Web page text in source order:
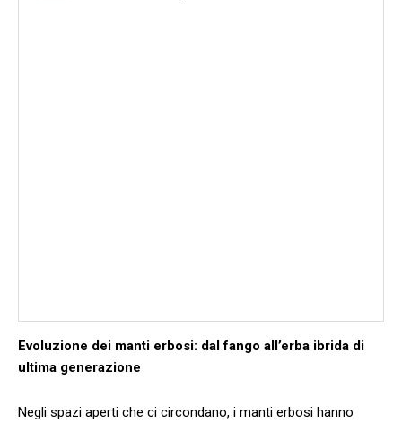
Evoluzione dei manti ‍erbosi: dal​ fango all’erba ibrida di
‌ultima generazione
Negli spazi⁤ aperti che ci circondano, i manti erbosi hanno